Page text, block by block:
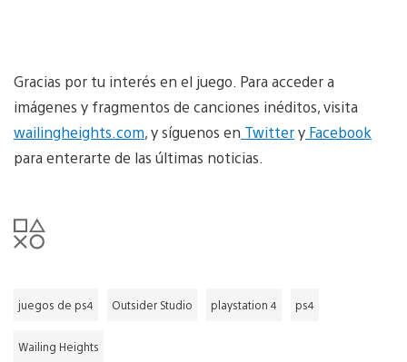
Gracias por tu interés en el juego. Para acceder a
imágenes y fragmentos de canciones inéditos, visita
wailingheights.com, y síguenos en Twittery Facebook
para enterarte de las últimas noticias.
juegos de ps4 Outsider Studio playstation 4 ps4
Wailing Heights